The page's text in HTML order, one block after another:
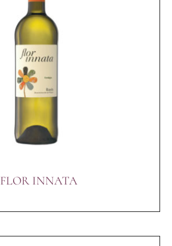
FLOR INNATA